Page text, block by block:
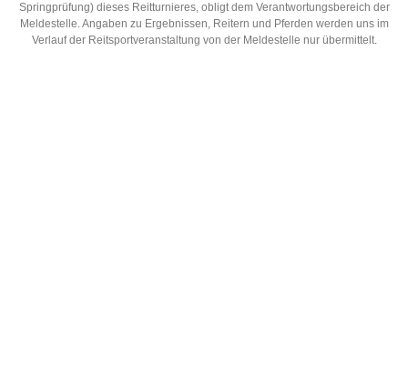
Springprüfung) dieses Reitturnieres, obligt dem Verantwortungsbereich der
Meldestelle. Angaben zu Ergebnissen, Reitern und Pferden werden uns im
Verlauf der Reitsportveranstaltung von der Meldestelle nur übermittelt.